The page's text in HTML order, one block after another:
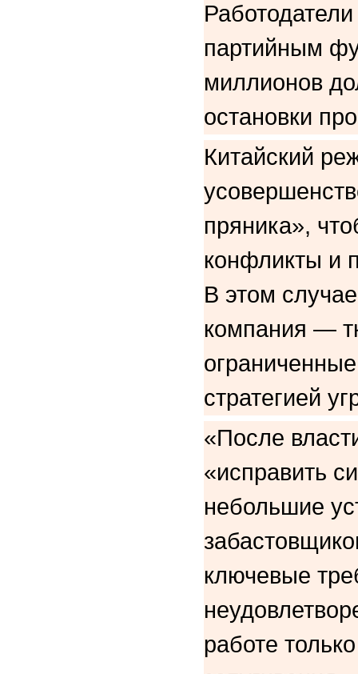
партийным
миллионов
остановки
Китайский
пряника»,
конфликты и
В этом
компания —
стратегией
«После
«исправить
небольшие
ключевые
работе